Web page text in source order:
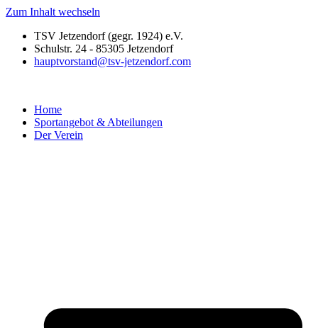
Zum Inhalt wechseln
TSV Jetzendorf (gegr. 1924) e.V.
Schulstr. 24 - 85305 Jetzendorf
hauptvorstand@tsv-jetzendorf.com
Home
Sportangebot & Abteilungen
Der Verein